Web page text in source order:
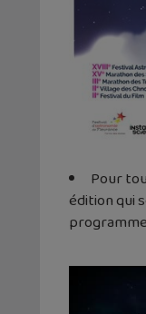
Pour
édition qui